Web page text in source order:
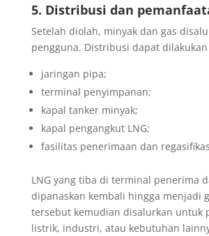
5. Distribusi dan
Setelah diolah, minyak dan gas
pengguna. Distribusi dapat
jaringan pipa;
terminal penyimpanan;
kapal tanker minyak;
kapal pengangkut LNG;
fasilitas penerimaan dan
LNG yang tiba di terminal penerima
dipanaskan kembali hingga menjadi
tersebut kemudian disalurkan untuk
listrik, industri, atau kebutuhan